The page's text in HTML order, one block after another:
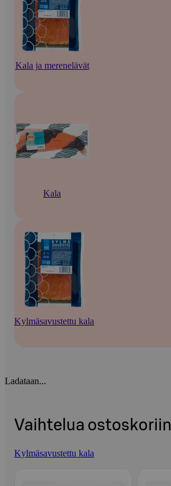
Kala ja merenelävät
Kala
Kylmäsavustettu kala
Ladataan...
Vaihtelua ostoskoriin
Kylmäsavustettu kala